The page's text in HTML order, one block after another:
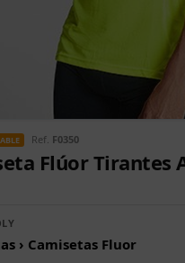
Ref. F0350
Flúor Tirantes
› Camisetas Fluor